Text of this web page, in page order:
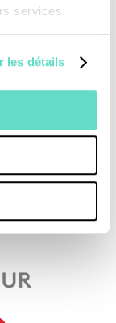
services.
les détails
Meunier
de
l'article du